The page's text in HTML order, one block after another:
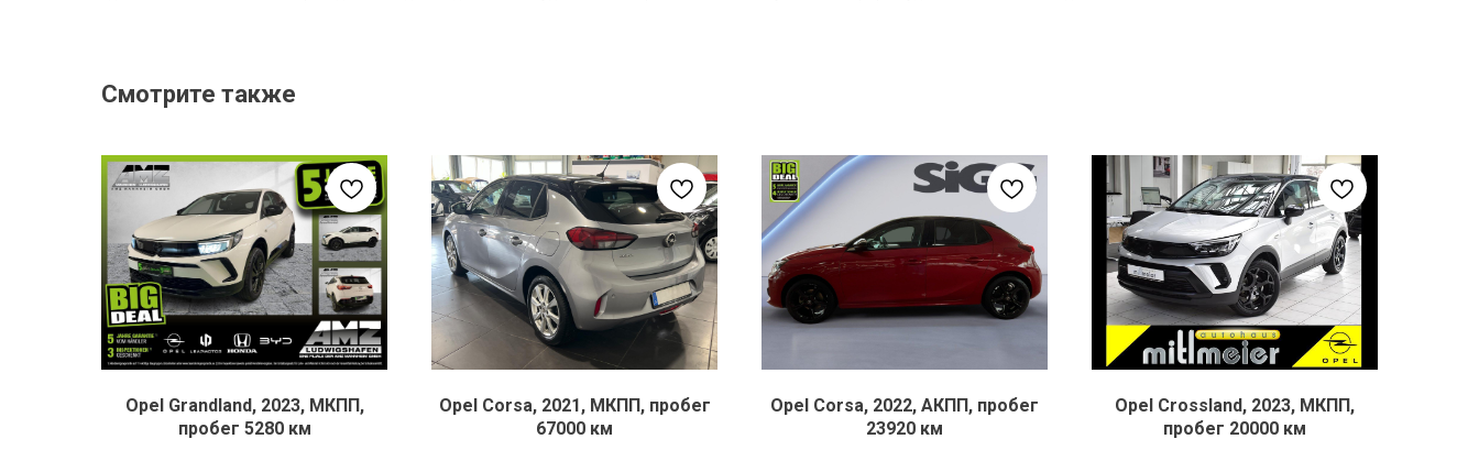
Смотрите также
Opel Grandland, 2023, МКПП,
пробег 5280 км
Opel Corsa, 2021, МКПП, пробег
67000 км
Opel Corsa, 2022, АКПП, пробег
23920 км
Opel Crossland, 2023, МКПП,
пробег 20000 км